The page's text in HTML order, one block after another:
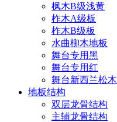
枫木B级浅黄
柞木A级板
柞木B级板
水曲柳木地板
舞台专用黑
舞台专用红
舞台新西兰松木
地板结构
双层龙骨结构
主辅龙骨结构